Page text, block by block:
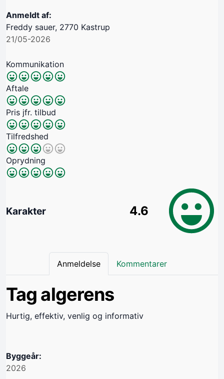
Anmeldt af:
Freddy sauer, 2770 Kastrup
21/05-2026
Kommunikation
Aftale
Pris jfr. tilbud
Tilfredshed
Oprydning
Karakter 4.6
Anmeldelse Kommentarer
Tag algerens
Hurtig, effektiv, venlig og informativ
Byggeår:
2026